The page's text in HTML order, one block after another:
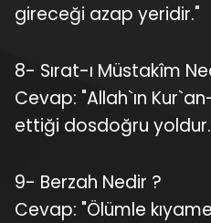
gireceği azap yeridir."
8- Sırat-ı Müstakîm
Cevap: "Allah`ın
ettiği dosdoğru
9- Berzah Nedir ?
Cevap: "Ölümle